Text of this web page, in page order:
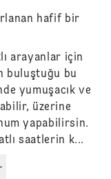
hafif bir
arayanlar için
buluştuğu bu
yumuşacık ve
üzerine
yapabilirsin.
saatlerin k...
+